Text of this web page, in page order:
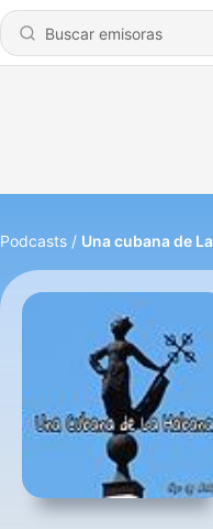
Podcasts Una cubana de